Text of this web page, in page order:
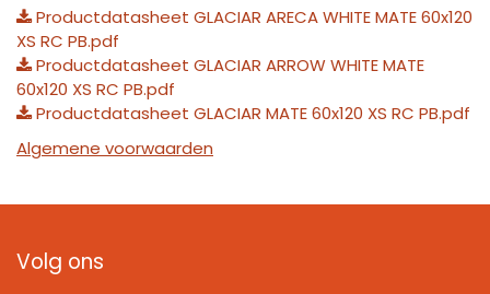
Productdatasheet GLACIAR ARECA WHITE MATE 60x120
XS RC PB.pdf
Productdatasheet GLACIAR ARROW WHITE MATE
60x120 XS RC PB.pdf
Productdatasheet GLACIAR MATE 60x120 XS RC PB.pdf
Algemene voorwaarden
Volg ons